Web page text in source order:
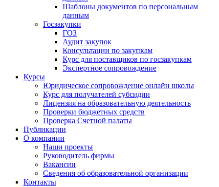
Шаблоны документов по персональным
данным
Госзакупки
ГОЗ
Аудит закупок
Консультации по закупкам
Курс для поставщиков по госзакупкам
Экспертное сопровождение
Курсы
Юридическое сопровождение онлайн школы
Курс для получателей субсидии
Лицензия на образовательную деятельность
Проверки бюджетных средств
Проверка Счетной палаты
Публикации
О компании
Наши проекты
Руководитель фирмы
Вакансии
Сведения об образовательной организации
Контакты